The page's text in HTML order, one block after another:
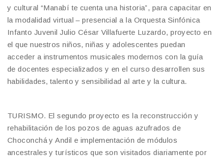
y cultural “Manabí te cuenta una historia”, para capacitar en
la modalidad virtual – presencial a la Orquesta Sinfónica
Infanto Juvenil Julio César Villafuerte Luzardo, proyecto en
el que nuestros niños, niñas y adolescentes puedan
acceder a instrumentos musicales modernos con la guía
de docentes especializados y en el curso desarrollen sus
habilidades, talento y sensibilidad al arte y la cultura.
TURISMO. El segundo proyecto es la reconstrucción y
rehabilitación de los pozos de aguas azufrados de
Choconchá y Andil e implementación de módulos
ancestrales y turísticos que son visitados diariamente por